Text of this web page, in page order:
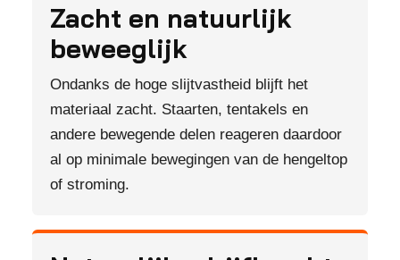
Zacht en natuurlijk
beweeglijk
Ondanks de hoge slijtvastheid blijft het
materiaal zacht. Staarten, tentakels en
andere bewegende delen reageren daardoor
al op minimale bewegingen van de hengeltop
of stroming.